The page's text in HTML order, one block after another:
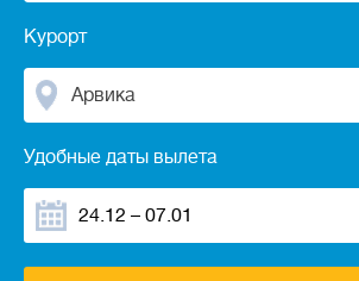
Курорт
Арвика
Удобные даты вылета